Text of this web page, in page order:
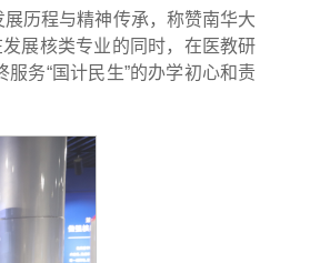
历程与精神传承，称赞南华大
展核类专业的同时，在医教研
务“国计民生”的办学初心和责